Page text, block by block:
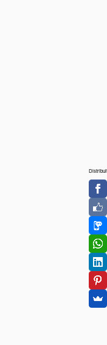
Distribuit